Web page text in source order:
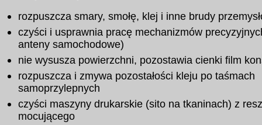
rozpuszcza smary, smołę, klej i inne brudy
czyści i usprawnia pracę mechanizmów
anteny samochodowe)
nie wysusza powierzchni, pozostawia cienki film
rozpuszcza i zmywa pozostałości kleju po taśmach
samoprzylepnych
czyści maszyny drukarskie (sito na tkaninach) z
mocującego